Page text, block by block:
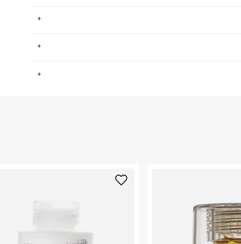
המתאימה לכם,
להדביק את מדבקת הגוביינא על גבי החבילה
שלכם.
עם שליח דרך ממשק ההחזרות באתר בלבד